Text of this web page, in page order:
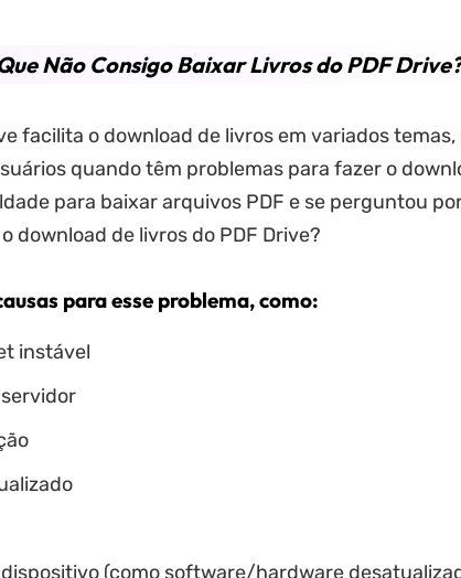
Não Consigo Baixar Livros do PDF Drive?
facilita o download de livros em variados temas,
quando têm problemas para fazer o
para baixar arquivos PDF e se perguntou
download de livros do PDF Drive?
para esse problema, como:
instável
(como software/hardware